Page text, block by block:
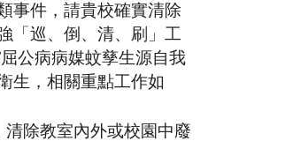
事件，請貴校確實清除
「巡、倒、清、刷」工
公病病媒蚊孳生源自我
生，相關重點工作如
除教室內外或校園中廢